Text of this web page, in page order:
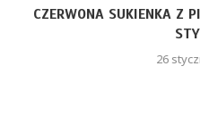
CZERWONA SUKIENKA Z
26